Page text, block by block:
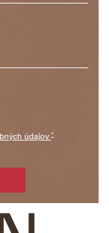
údajov *